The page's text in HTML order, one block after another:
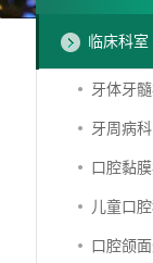
临床科室
牙体牙
牙周病科
口腔黏
儿童口
口腔颌